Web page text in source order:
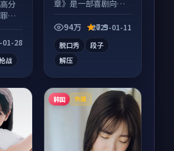
分
向
有
01-28
战
章》是一部喜剧向综
错过，字幕区常有惊
94万 7.9
2025-01-11
脱口秀
段子
解压
韩国 热播